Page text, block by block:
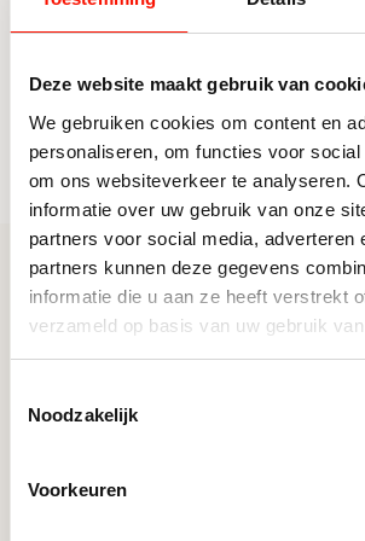
Deze website maakt gebruik van
We gebruiken cookies om content en
personaliseren, om functies voor
om ons websiteverkeer te analyseren.
informatie over uw gebruik van onze
partners voor social media, adverteren
partners kunnen deze gegevens
informatie die u aan ze heeft verstrekt
verzameld op basis van uw gebruik
Noodzakelijk
Voorkeuren
Vorm Rond
Fitting E27
Inclusief dimmer Nee, zonder
Hoogte (cm) 180
Zwarte draadlampen
Zwarte eettafellampen
Eettafellampen
Hanglampen
Beige Hanglampen
Eettafellampen
Hanglamp metaal
Hanglampen Woonkamer
Hanglampen keuken
Landelijke hanglampen
Scandinavische Hanglampen
Toon alle categorieën
Meer uit deze serie